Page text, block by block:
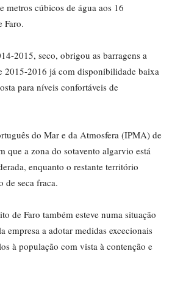
metros cúbicos de água aos 16
Faro.
2015, seco, obrigou as barragens a
2015-2016 já com disponibilidade baixa
para níveis confortáveis de
do Mar e da Atmosfera (IPMA) de
que a zona do sotavento algarvio está
enquanto o restante território
de seca fraca.
de Faro também esteve numa situação
empresa a adotar medidas excecionais
à população com vista à contenção e